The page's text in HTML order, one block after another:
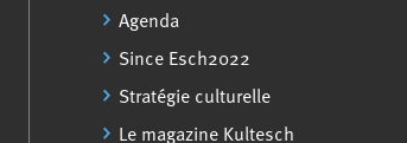
Agenda
Since Esch2022
Stratégie culturelle
Le magazine Kultesch